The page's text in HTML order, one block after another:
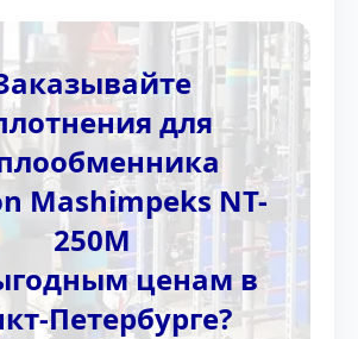
для
Mashimpeks NT-
250M
ценам в
Петербурге?